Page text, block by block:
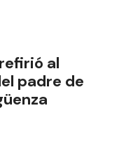
al
padre de